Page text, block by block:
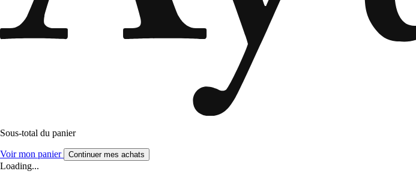
Sous-total du panier
Voir mon panier Continuer mes achats
Loading...